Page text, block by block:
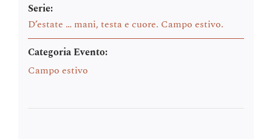
Serie:
D’estate … mani, testa e cuore. Campo estivo.
Categoria Evento:
Campo estivo